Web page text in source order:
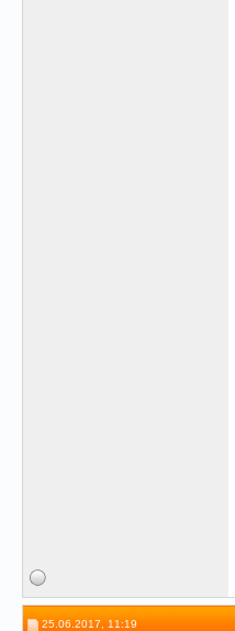
25.06.2017, 11:19